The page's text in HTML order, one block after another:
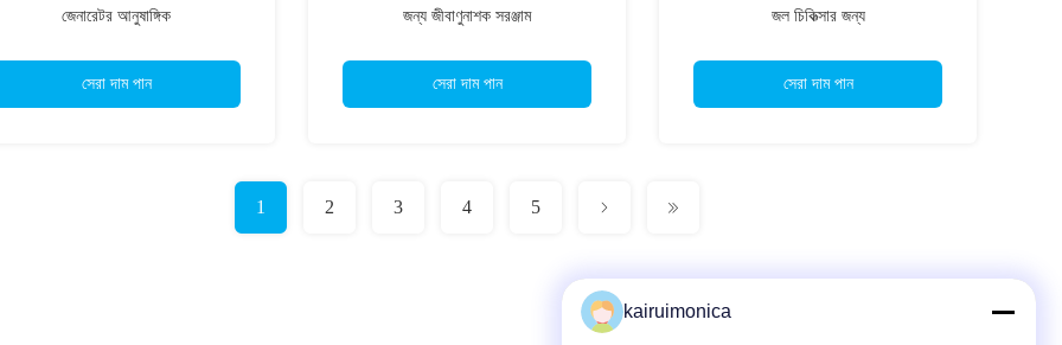
জেনারেটর আনুষাঙ্গিক
সেরা দাম পান
জন্য জীবাণুনাশক সরঞ্জাম
সেরা দাম পান
জল চিকিত্সার জন্য
সেরা দাম পান
1 2 3 4 5
kairuimonica